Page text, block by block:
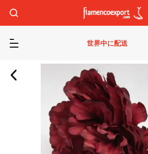
世界中に配送